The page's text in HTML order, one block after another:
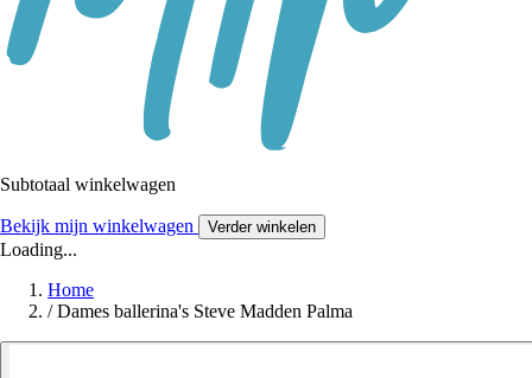
Subtotaal winkelwagen
Bekijk mijn winkelwagen Verder winkelen
Loading...
Home
/ Dames ballerina's Steve Madden Palma